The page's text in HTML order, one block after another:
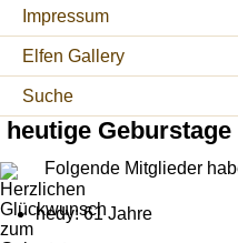
Impressum
Elfen Gallery
Suche
heutige Geburstage
Folgende Mitglieder
hedy: 61 Jahre